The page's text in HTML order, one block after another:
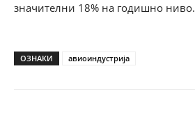
значителни 18% на годишно ниво.
ОЗНАКИ авиоиндустрија